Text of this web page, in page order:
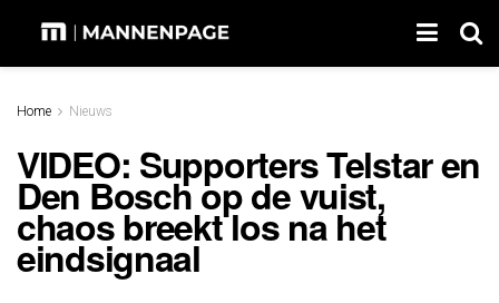
Home Nieuws
VIDEO: Supporters Telstar en
Den Bosch op de vuist,
chaos breekt los na het
eindsignaal